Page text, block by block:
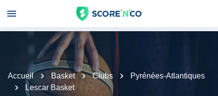
Accueil Basket Clubs
Pyrénées-Atlantiques
Lescar Basket